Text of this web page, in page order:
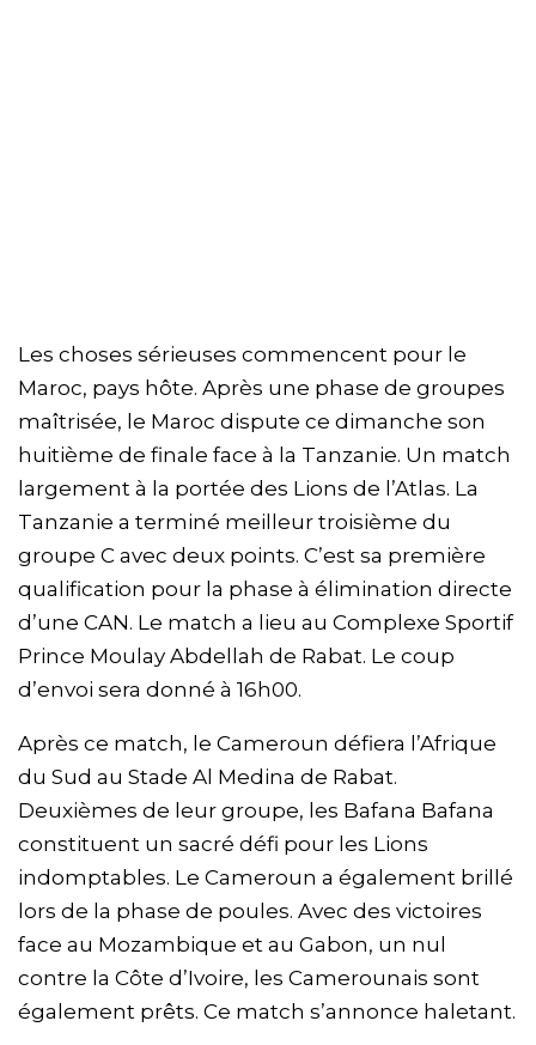
Les choses sérieuses commencent pour le
Maroc, pays hôte. Après une phase de groupes
maîtrisée, le Maroc dispute ce dimanche son
huitième de finale face à la Tanzanie. Un match
largement à la portée des Lions de l’Atlas. La
Tanzanie a terminé meilleur troisième du
groupe C avec deux points. C’est sa première
qualification pour la phase à élimination directe
d’une CAN. Le match a lieu au Complexe Sportif
Prince Moulay Abdellah de Rabat. Le coup
d’envoi sera donné à 16h00.
Après ce match, le Cameroun défiera l’Afrique
du Sud au Stade Al Medina de Rabat.
Deuxièmes de leur groupe, les Bafana Bafana
constituent un sacré défi pour les Lions
indomptables. Le Cameroun a également brillé
lors de la phase de poules. Avec des victoires
face au Mozambique et au Gabon, un nul
contre la Côte d’Ivoire, les Camerounais sont
également prêts. Ce match s’annonce haletant.